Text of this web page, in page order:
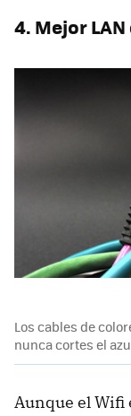
4. Mejor
Los cables de
nunca cortes el
Aunque el Wifi